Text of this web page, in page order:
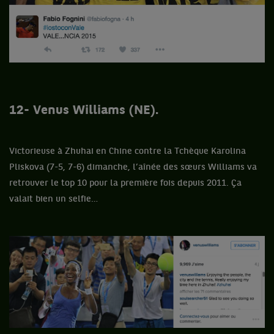
12- Venus Williams (NE).
Victorieuse à Zhuhai en Chine contre la Tchèque Karolina
Pliskova (7-5, 7-6) dimanche, l’aînée des sœurs Williams va
retrouver le top 10 pour la première fois depuis 2011. Ça
valait bien un selfie…